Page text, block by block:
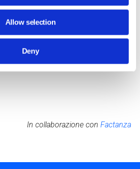
Allow selection
Deny
è coautore di Digitalization per
dei temi relativi
fintech, startup, cripto, metaverso,
(AI).
In collaborazione conFactanza